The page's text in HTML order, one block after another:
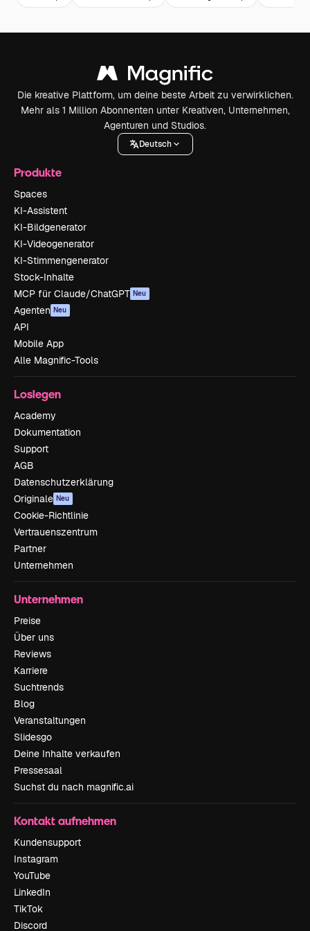
Die kreative Plattform, um deine beste Arbeit zu verwirklichen.
Mehr als 1 Million Abonnenten unter Kreativen, Unternehmen,
Agenturen und Studios.
Deutsch
Produkte
Spaces
KI-Assistent
KI-Bildgenerator
KI-Videogenerator
KI-Stimmengenerator
Stock-Inhalte
MCP für Claude/ChatGPT Neu
Agenten Neu
API
Mobile App
Alle Magnific-Tools
Loslegen
Academy
Dokumentation
Support
AGB
Datenschutzerklärung
Originale Neu
Cookie-Richtlinie
Vertrauenszentrum
Partner
Unternehmen
Unternehmen
Preise
Über uns
Reviews
Karriere
Suchtrends
Blog
Veranstaltungen
Slidesgo
Deine Inhalte verkaufen
Pressesaal
Suchst du nach magnific.ai
Kontakt aufnehmen
Kundensupport
Instagram
YouTube
LinkedIn
TikTok
Discord